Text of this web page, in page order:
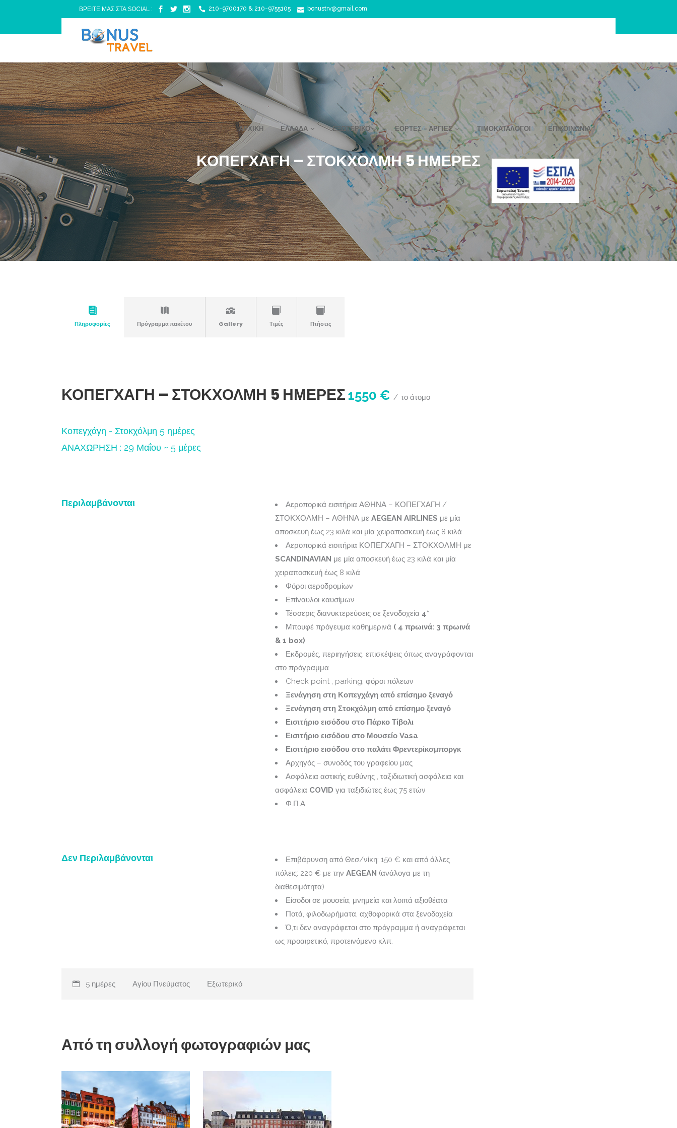
ΒΡΕΙΤΕ ΜΑΣ ΣΤΑ SOCIAL : 210-9700170 & 210-9755105 bonustrv@gmail.com
ΑΡΧΙΚΉ ΕΛΛΆΔΑ ΕΞΩΤΕΡΙΚΌ ΕΟΡΤΈΣ – ΑΡΓΊΕΣ ΤΙΜΟΚΑΤΆΛΟΓΟΙ ΕΠΙΚΟΙΝΩΝΊΑ
ΚΟΠΕΓΧΆΓΗ – ΣΤΟΚΧΌΛΜΗ 5 ΗΜΈΡΕΣ
Πληροφορίες Πρόγραμμα πακέτου Gallery Τιμές Πτήσεις
ΚΟΠΕΓΧΆΓΗ – ΣΤΟΚΧΌΛΜΗ 5 ΗΜΈΡΕΣ 1550 € το άτομο
Κοπεγχάγη - Στοκχόλμη 5 ημέρες
ΑΝΑΧΩΡΗΣΗ : 29 Μαΐου ~ 5 μέρες
Περιλαμβάνονται
Αεροπορικά εισιτήρια ΑΘΗΝΑ – ΚΟΠΕΓΧΑΓΗ /
ΣΤΟΚΧΟΛΜΗ – ΑΘΗΝΑ με AEGEAN AIRLINES με μία
αποσκευή έως 23 κιλά και μία χειραποσκευή έως 8 κιλά
Αεροπορικά εισιτήρια ΚΟΠΕΓΧΑΓΗ – ΣΤΟΚΧΟΛΜΗ με
SCANDINAVIAN με μία αποσκευή έως 23 κιλά και μία
χειραποσκευή έως 8 κιλά
Φόροι αεροδρομίων
Επίναυλοι καυσίμων
Τέσσερις διανυκτερεύσεις σε ξενοδοχεία 4*
Μπουφέ πρόγευμα καθημερινά ( 4 πρωινά: 3 πρωινά
& 1 box)
Εκδρομές, περιηγήσεις, επισκέψεις όπως αναγράφονται
στο πρόγραμμα
Check point , parking, φόροι πόλεων
Ξενάγηση στη Κοπεγχάγη από επίσημο ξεναγό
Ξενάγηση στη Στοκχόλμη από επίσημο ξεναγό
Εισιτήριο εισόδου στο Πάρκο Τίβολι
Εισιτήριο εισόδου στο Μουσείο Vasa
Εισιτήριο εισόδου στο παλάτι Φρεντερίκσμποργκ
Αρχηγός – συνοδός του γραφείου μας
Ασφάλεια αστικής ευθύνης , ταξιδιωτική ασφάλεια και
ασφάλεια COVID για ταξιδιώτες έως 75 ετών
Φ.Π.Α.
Δεν Περιλαμβάνονται
Επιβάρυνση από Θεσ/νίκη: 150 € και από άλλες
πόλεις: 220 € με την AEGEAN (ανάλογα με τη
διαθεσιμότητα)
Είσοδοι σε μουσεία, μνημεία και λοιπά αξιοθέατα
Ποτά, φιλοδωρήματα, αχθοφορικά στα ξενοδοχεία
Ό,τι δεν αναγράφεται στο πρόγραμμα ή αναγράφεται
ως προαιρετικό, προτεινόμενο κλπ.
5 ημέρες Αγίου Πνεύματος Εξωτερικό
Από τη συλλογή φωτογραφιών μας